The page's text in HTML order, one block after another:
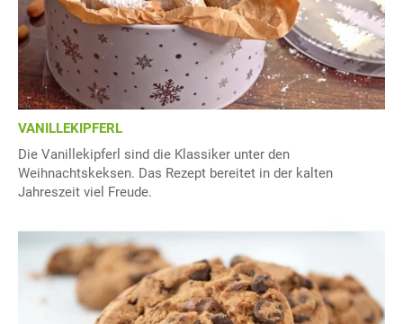
VANILLEKIPFERL
Die Vanillekipferl sind die Klassiker unter den
Weihnachtskeksen. Das Rezept bereitet in der kalten
Jahreszeit viel Freude.